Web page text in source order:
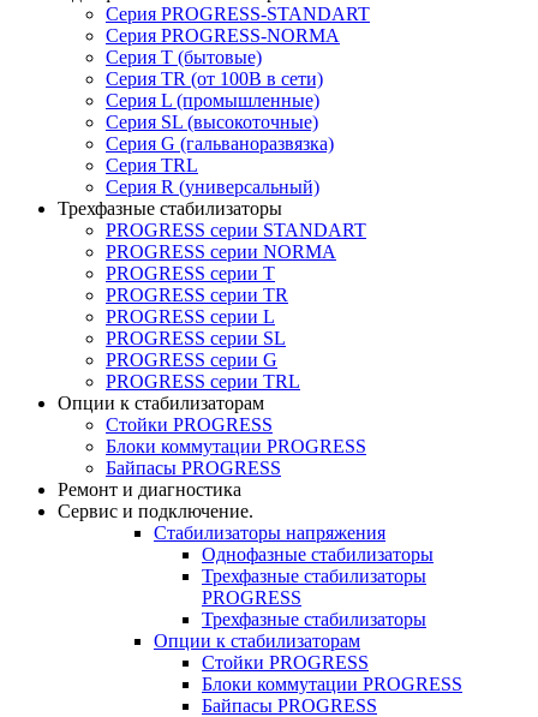
Серия PROGRESS-STANDART
Серия PROGRESS-NORMA
Серия T (бытовые)
Серия TR (от 100В в сети)
Серия L (промышленные)
Серия SL (высокоточные)
Серия G (гальваноразвязка)
Серия TRL
Серия R (универсальный)
Трехфазные стабилизаторы
PROGRESS cерии STANDART
PROGRESS cерии NORMA
PROGRESS серии Т
PROGRESS серии ТR
PROGRESS серии L
PROGRESS серии SL
PROGRESS серии G
PROGRESS серии TRL
Опции к стабилизаторам
Стойки PROGRESS
Блоки коммутации PROGRESS
Байпасы PROGRESS
Ремонт и диагностика
Сервис и подключение.
Стабилизаторы напряжения
Однофазные стабилизаторы
Трехфазные стабилизаторы
PROGRESS
Трехфазные стабилизаторы
Опции к стабилизаторам
Стойки PROGRESS
Блоки коммутации PROGRESS
Байпасы PROGRESS